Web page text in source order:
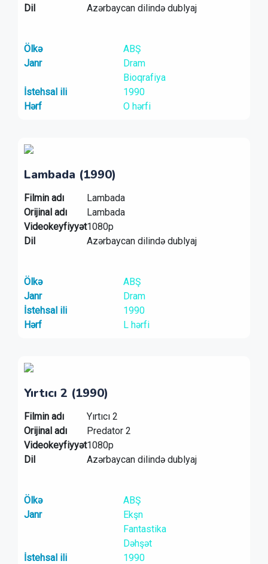
Dil
Azərbaycan dilində dublyaj
Ölkə
ABŞ
Janr
Dram
Bioqrafiya
İstehsal ili
1990
Hərf
O hərfi
Lambada (1990)
Filmin adı
Lambada
Orijinal adı
Lambada
Videokeyfiyyət1080p
Dil
Azərbaycan dilində dublyaj
Ölkə
ABŞ
Janr
Dram
İstehsal ili
1990
Hərf
L hərfi
Yırtıcı 2 (1990)
Filmin adı
Yırtıcı 2
Orijinal adı
Predator 2
Videokeyfiyyət1080p
Dil
Azərbaycan dilində dublyaj
Ölkə
ABŞ
Janr
Ekşn
Fantastika
Dəhşət
İstehsal ili
1990